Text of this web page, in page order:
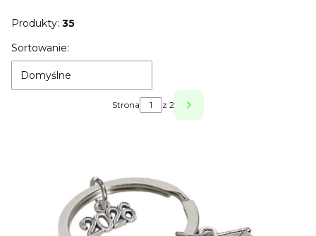
Produkty: 35
Lista produktów
Sortowanie:
Domyślne
Strona z 2 Następne produkty